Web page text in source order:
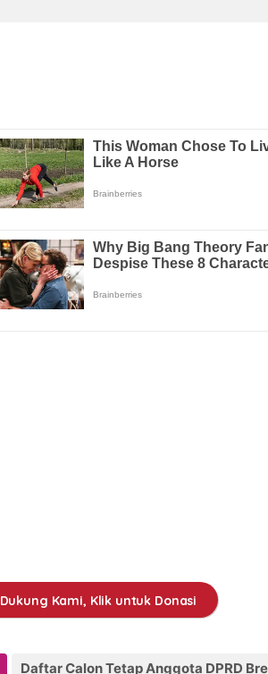
Dukung Kami, Klik untuk Donasi
Daftar Calon Tetap Anggota DPRD